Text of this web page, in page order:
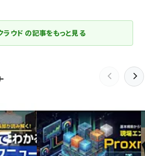
ラウド の記事をもっと見る